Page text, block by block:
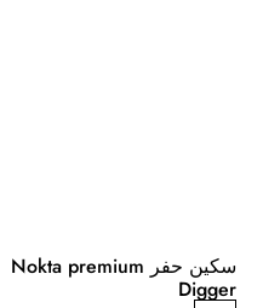
سكين حفر Nokta premium
Digger